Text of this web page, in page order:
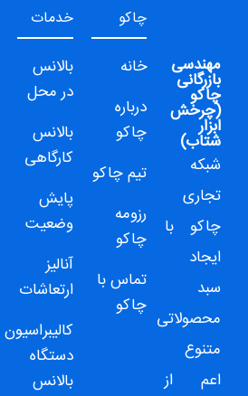
مهندسی
بازرگانی
چاکو
(چرخش
ابزار
شتاب)
شبکه
تجاری
چاکو با
ایجاد
سبد
محصولاتی
متنوع
اعم از
چاکو
خانه
درباره
چاکو
تیم چاکو
رزومه
چاکو
تماس با
چاکو
خدمات
بالانس
در محل
بالانس
کارگاهی
پایش
وضعیت
آنالیز
ارتعاشات
کالیبراسیون
دستگاه
بالانس